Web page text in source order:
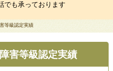
でも承っております
等級認定実績
害等級認定実績